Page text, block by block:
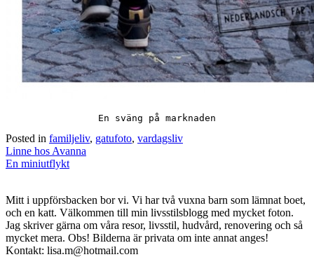
En sväng på marknaden
Posted in familjeliv, gatufoto, vardagsliv
Post
navigation
Linne hos Avanna
En miniutflykt
Mitt i uppförsbacken bor vi. Vi har två vuxna barn som lämnat boet,
och en katt. Välkommen till min livsstilsblogg med mycket foton.
Jag skriver gärna om våra resor, livsstil, hudvård, renovering och så
mycket mera. Obs! Bilderna är privata om inte annat anges!
Kontakt: lisa.m@hotmail.com